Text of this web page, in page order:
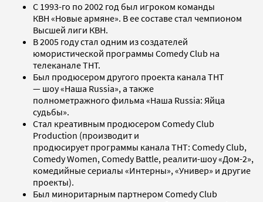
С 1993-го по 2002 год был игроком команды
КВН «Новые армяне». В ее составе стал чемпионом
Высшей лиги КВН.
В 2005 году стал одним из создателей
юмористической программы Comedy Club на
телеканале ТНТ.
Был продюсером другого проекта канала ТНТ
— шоу «Наша Russia», а также
полнометражного фильма «Наша Russia: Яйца
судьбы».
Стал креативным продюсером Comedy Club
Production (производит и
продюсирует программы канала ТНТ: Comedy Club,
Comedy Women, Comedy Battle, реалити-шоу «Дом-2»,
комедийные сериалы «Интерны», «Универ» и другие
проекты).
Был миноритарным партнером Comedy Club